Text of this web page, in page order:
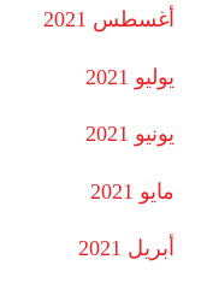
أغسطس 2021
يوليو 2021
يونيو 2021
مايو 2021
أبريل 2021